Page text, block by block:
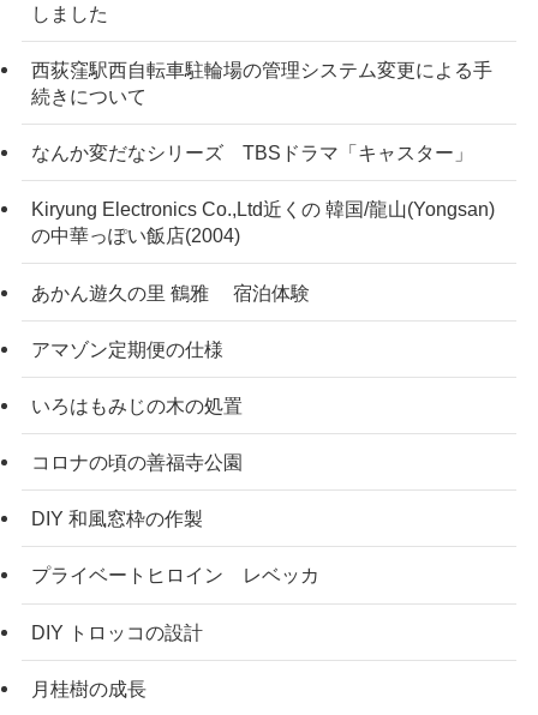
しました
西荻窪駅西自転車駐輪場の管理システム変更による手
続きについて
なんか変だなシリーズ TBSドラマ「キャスター」
Kiryung Electronics Co.,Ltd近くの 韓国/龍山(Yongsan)
の中華っぽい飯店(2004)
あかん遊久の里 鶴雅 宿泊体験
アマゾン定期便の仕様
いろはもみじの木の処置
コロナの頃の善福寺公園
DIY 和風窓枠の作製
プライベートヒロイン レベッカ
DIY トロッコの設計
月桂樹の成長